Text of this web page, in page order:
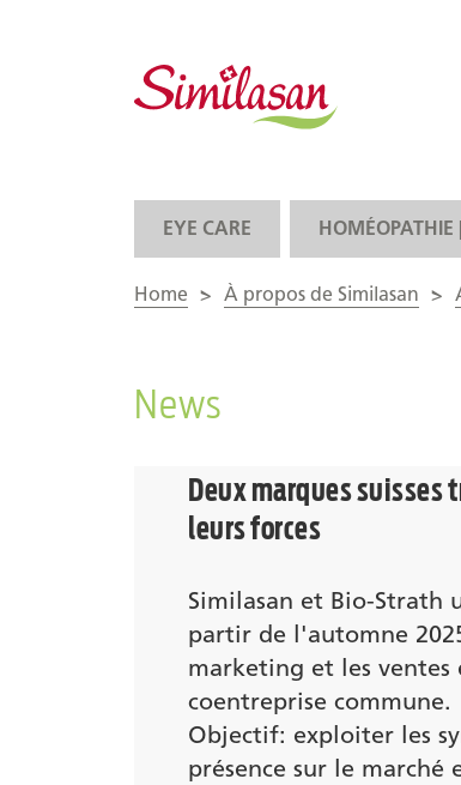
EYE CARE HOMÉOPATHIE
Home > À propos de Similasan >
News
Deux marques
leurs forces
Similasan et Bio-Strath
partir de l'automne
marketing et les ventes
coentreprise commune.
Objectif: exploiter les
présence sur le marché